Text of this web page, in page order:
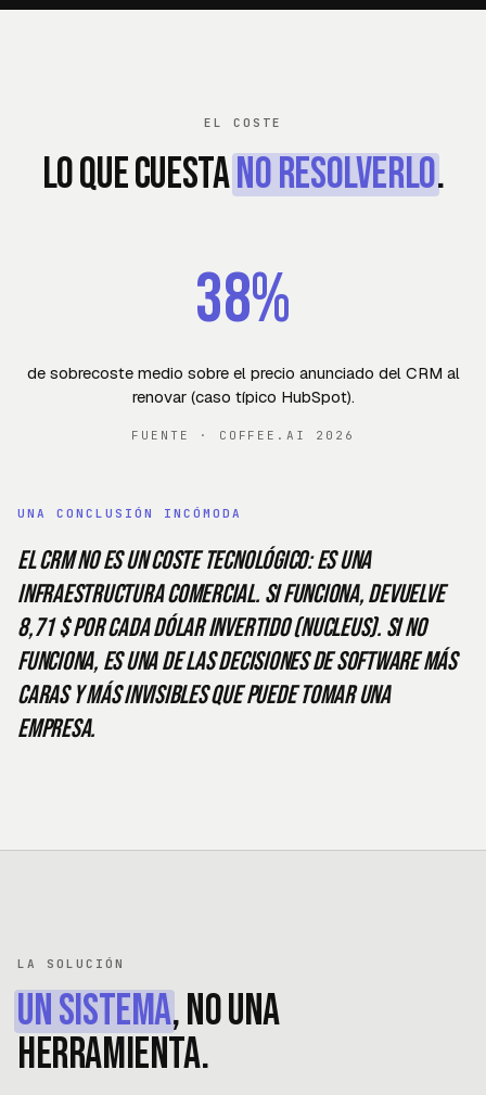
EL COSTE
Lo que cuestano resolverlo.
38%
de sobrecoste medio sobre el precio anunciado del CRM al
renovar (caso típico HubSpot).
FUENTE · COFFEE.AI 2026
UNA CONCLUSIÓN INCÓMODA
El CRM no es un coste tecnológico: es una
infraestructura comercial. Si funciona, devuelve
8,71 $ por cada dólar invertido (Nucleus). Si no
funciona, es una de las decisiones de software más
caras y más invisibles que puede tomar una
empresa.
LA SOLUCIÓN
Un sistema, no una
herramienta.